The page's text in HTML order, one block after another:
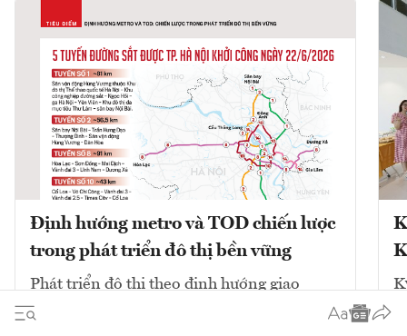
Định hướng metro và TOD chiến lược
trong phát triển đô thị bền vững
Phát triển đô thị theo định hướng giao
thông công cộng (TOD) kết hợp với mạng